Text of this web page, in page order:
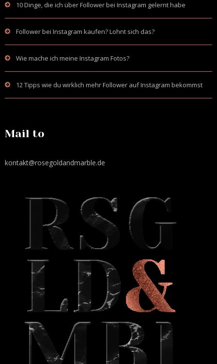
10 Dinge, die ich über Follower bei Instagram gelernt habe
Follower bei Instagram kaufen? Lohnt sich das?
Wie mache ich meine Instagram Fotos?
12 Tipps wie du wirklich mehr Follower auf Instagram bekommst
Mail to
kontakt@rosegoldandmarble.de